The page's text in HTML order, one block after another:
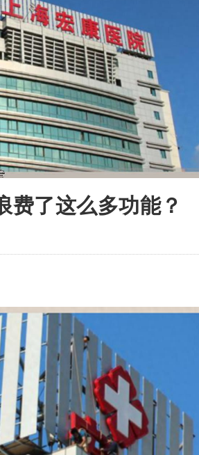
费了这么多功能？